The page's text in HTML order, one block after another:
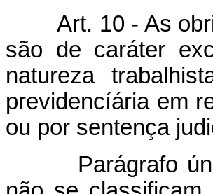
Art. 10 - As
são de caráter
natureza
previdencíária em
ou por sentença
Parágrafo único